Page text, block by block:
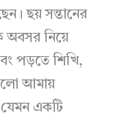
ছয় সন্তানের
অবসর নিয়ে
পড়তে শিখি,
আমায়
একটি